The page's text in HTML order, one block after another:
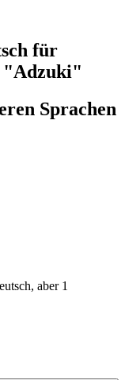
für
"Adzuki"
Sprachen
aber 1